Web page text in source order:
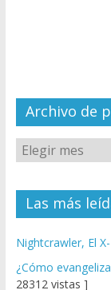
Archivo de
Las más
Nightcrawler, El
¿Cómo
28312 vistas ]